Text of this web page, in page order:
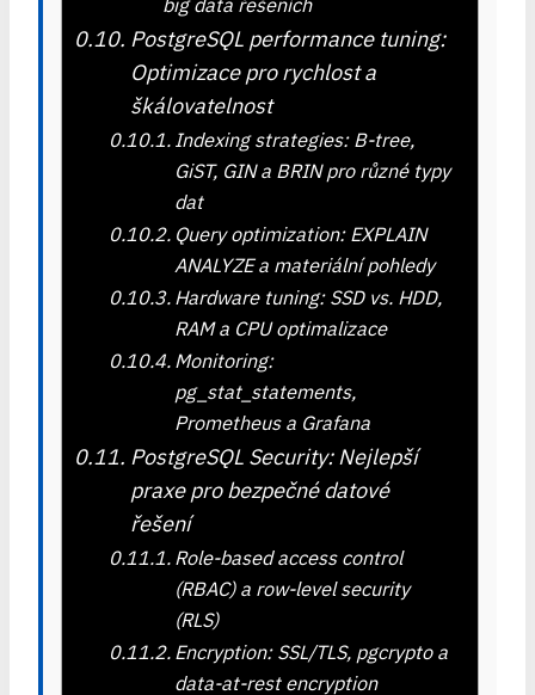
PostgreSQL performance tuning:
Optimizace pro rychlost a
škálovatelnost
Indexing strategies: B-tree,
GiST, GIN a BRIN pro různé typy
dat
Query optimization: EXPLAIN
ANALYZE a materiální pohledy
Hardware tuning: SSD vs. HDD,
RAM a CPU optimalizace
Monitoring:
pg_stat_statements,
Prometheus a Grafana
PostgreSQL Security: Nejlepší
praxe pro bezpečné datové
řešení
Role-based access control
(RBAC) a row-level security
(RLS)
Encryption: SSL/TLS, pgcrypto a
data-at-rest encryption